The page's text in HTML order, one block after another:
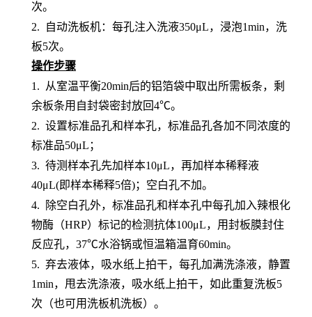
次。
2.
自动洗板机：每孔注入洗液350μL，浸泡1min，洗
板5次。
操作步骤
1.
从室温平衡20min后的铝箔袋中取出所需板条，剩
余板条用自封袋密封放回4℃。
2. 设置标准品孔和样本孔，标准品孔各加不同浓度的
标准品50μL；
3. 待测样本孔先加样本10μL，再加样本稀释液
40μL(即样本稀释5倍)； 空白孔不加。
4.
除空白孔外， 标准品孔和样本孔中每孔加入辣根化
物酶（HRP）标记的检测抗体100μL，用封板膜封住
反应孔，37℃水浴锅或恒温箱温育60min。
5. 弃去液体，吸水纸上拍干，每孔加满洗涤液，静置
1min，甩去洗涤液，吸水纸上拍干，如此重复洗板5
次（也可用洗板机洗板）。